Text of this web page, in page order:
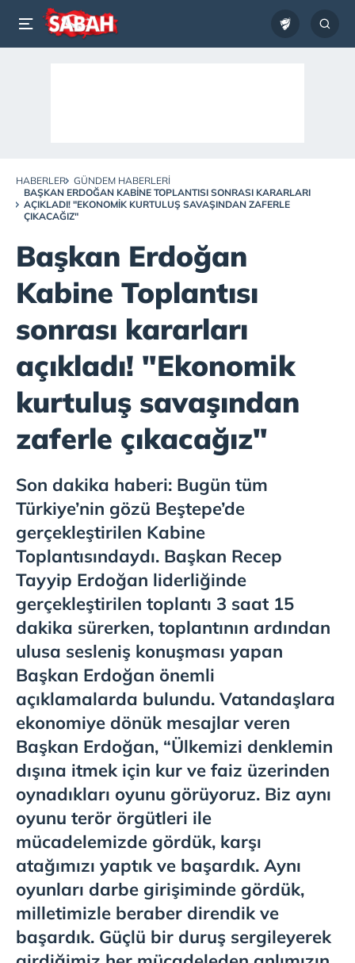
HABERLER
GÜNDEM HABERLERI
BAŞKAN ERDOĞAN KABINE TOPLANTISI SONRASI KARARLARI
AÇIKLADI! "EKONOMIK KURTULUŞ SAVAŞINDAN ZAFERLE
ÇIKACAĞIZ"
Başkan Erdoğan
Kabine Toplantısı
sonrası kararları
açıkladı! "Ekonomik
kurtuluş savaşından
zaferle çıkacağız"
Son dakika haberi: Bugün tüm
Türkiye’nin gözü Beştepe’de
gerçekleştirilen Kabine
Toplantısındaydı. Başkan Recep
Tayyip Erdoğan liderliğinde
gerçekleştirilen toplantı 3 saat 15
dakika sürerken, toplantının ardından
ulusa sesleniş konuşması yapan
Başkan Erdoğan önemli
açıklamalarda bulundu. Vatandaşlara
ekonomiye dönük mesajlar veren
Başkan Erdoğan, “Ülkemizi denklemin
dışına itmek için kur ve faiz üzerinden
oynadıkları oyunu görüyoruz. Biz aynı
oyunu terör örgütleri ile
mücadelemizde gördük, karşı
atağımızı yaptık ve başardık. Aynı
oyunları darbe girişiminde gördük,
milletimizle beraber direndik ve
başardık. Güçlü bir duruş sergileyerek